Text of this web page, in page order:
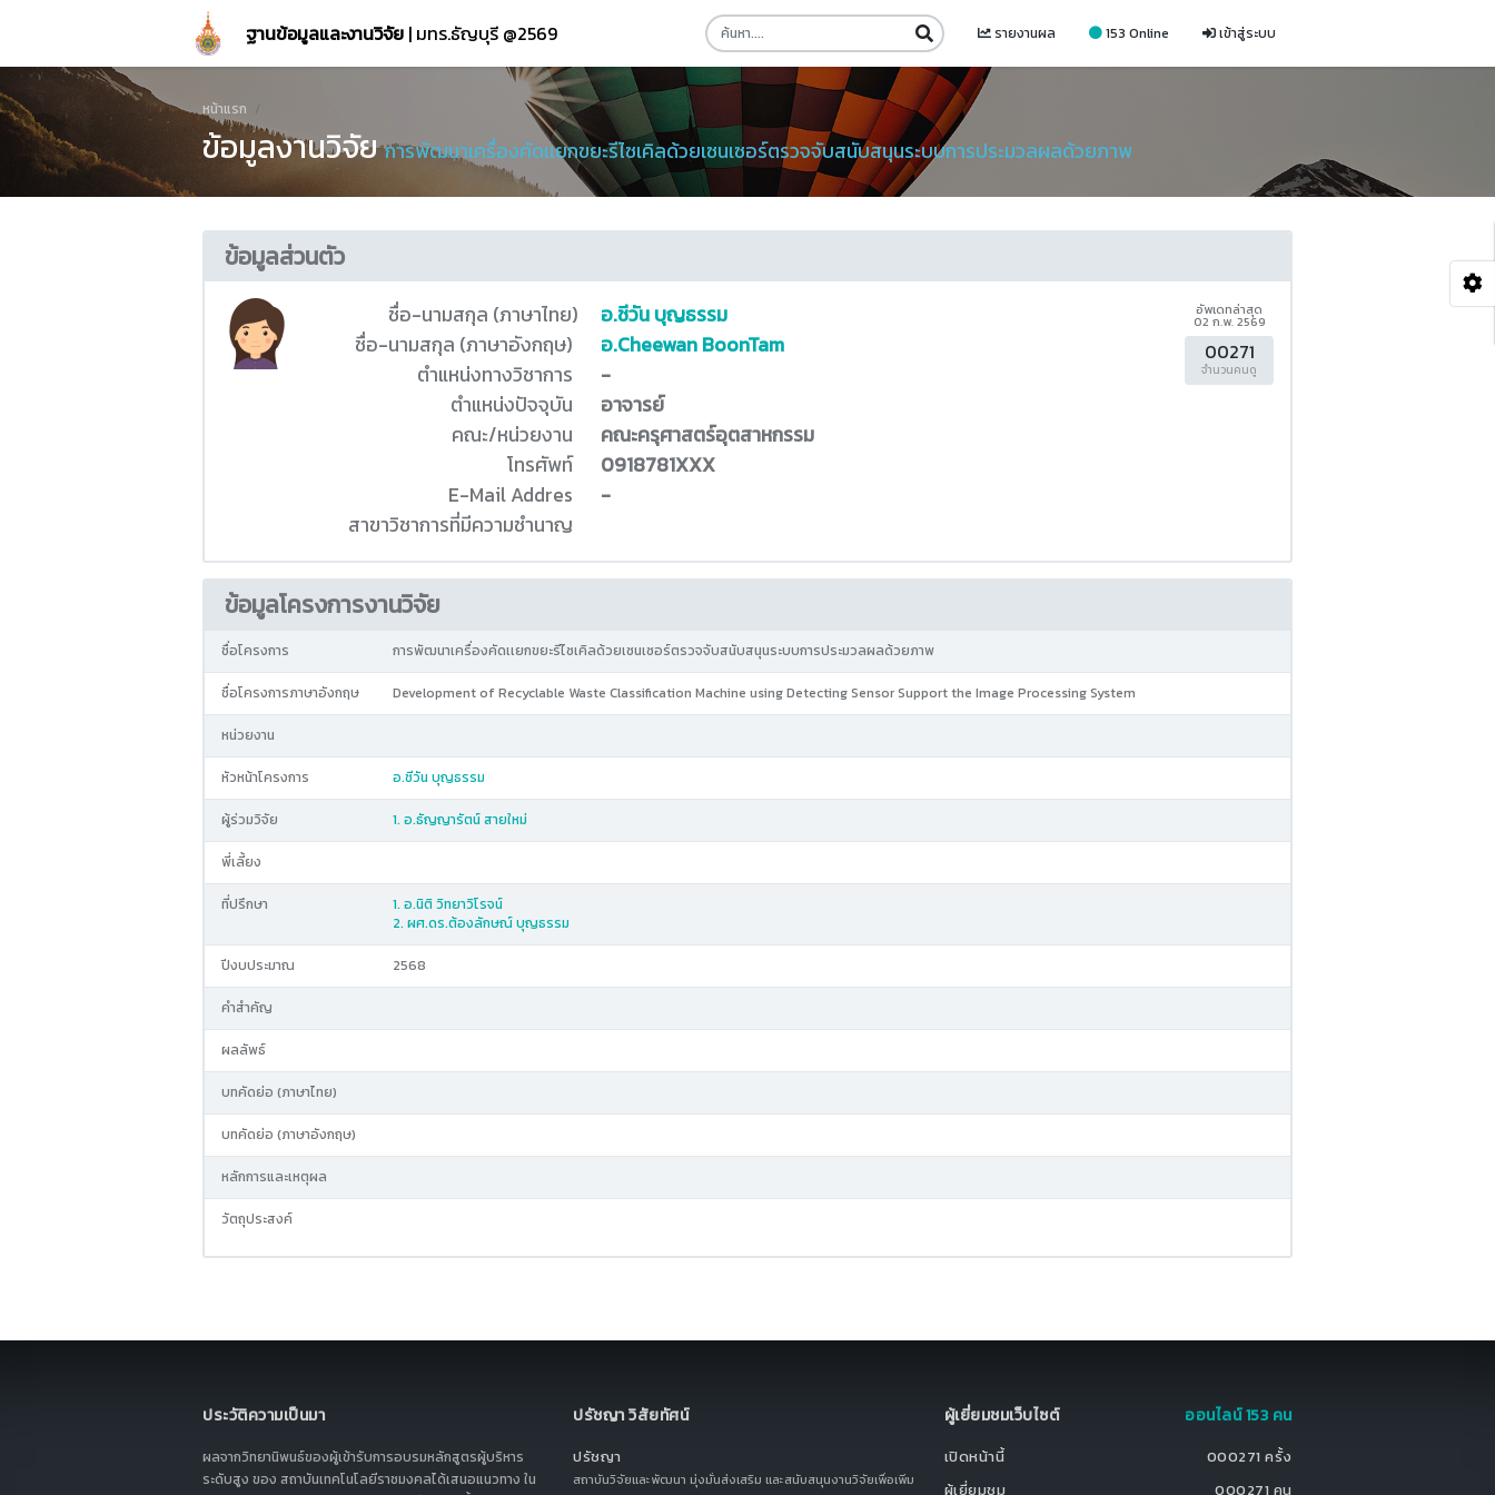
ฐานข้อมูลและงานวิจัย | มทร.ธัญบุรี @2569 รายงานผล 153 Online เข้าสู่ระบบ
หน้าแรก
ข้อมูลงานวิจัยการพัฒนาเครื่องคัดเเยกขยะรีไซเคิลด้วยเซนเซอร์ตรวจจับสนับสนุนระบบการประมวลผลด้วยภาพ
ข้อมูลส่วนตัว
ชื่อ-นามสกุล (ภาษาไทย)
อ.ชีวัน บุญธรรม
ชื่อ-นามสกุล (ภาษาอังกฤษ)
อ.Cheewan BoonTam
ตำแหน่งทางวิชาการ
-
ตำแหน่งปัจจุบัน
อาจารย์
คณะ/หน่วยงาน
คณะครุศาสตร์อุตสาหกรรม
โทรศัพท์
0918781XXX
E-Mail Addres
-
สาขาวิชาการที่มีความชำนาญ
อัพเดทล่าสุด
02 ก.พ. 2569
00271
จำนวนคนดู
ข้อมูลโครงการงานวิจัย
ชื่อโครงการ การพัฒนาเครื่องคัดเเยกขยะรีไซเคิลด้วยเซนเซอร์ตรวจจับสนับสนุนระบบการประมวลผลด้วยภาพ
ชื่อโครงการภาษาอังกฤษ Development of Recyclable Waste Classification Machine using Detecting Sensor Support the Image Processing System
หน่วยงาน
หัวหน้าโครงการ อ.ชีวัน บุญธรรม
ผู้ร่วมวิจัย 1. อ.ธัญญารัตน์ สายใหม่
พี่เลี้ยง
ที่ปรึกษา
1. อ.นิติ วิทยาวิโรจน์
2. ผศ.ดร.ต้องลักษณ์ บุญธรรม
ปีงบประมาณ 2568
คำสำคัญ
ผลลัพธ์
บทคัดย่อ (ภาษาไทย)
บทคัดย่อ (ภาษาอังกฤษ)
หลักการและเหตุผล
วัตถุประสงค์
ประวัติความเป็นมา
ผลจากวิทยานิพนธ์ของผู้เข้ารับการอบรมหลักสูตรผู้บริหาร
ระดับสูง ของ สถาบันเทคโนโลยีราชมงคลได้เสนอแนวทาง ใน
ปรัชญา วิสัยทัศน์
ปรัชญา
สถาบันวิจัยและพัฒนา มุ่งมั่นส่งเสริม และสนับสนุนงานวิจัยเพื่อเพิ่ม
ผู้เยี่ยมชมเว็บไซต์ ออนไลน์ 153 คน
เปิดหน้านี้
000271 ครั้ง
ผู้เยี่ยมชม
000271 คน